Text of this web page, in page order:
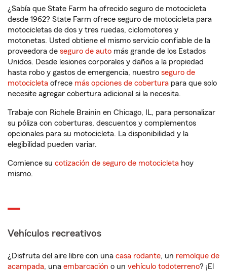
¿Sabía que State Farm ha ofrecido seguro de motocicleta
desde 1962? State Farm ofrece seguro de motocicleta para
motocicletas de dos y tres ruedas, ciclomotores y
motonetas. Usted obtiene el mismo servicio confiable de la
proveedora de seguro de auto más grande de los Estados
Unidos. Desde lesiones corporales y daños a la propiedad
hasta robo y gastos de emergencia, nuestro seguro de
motocicleta ofrece más opciones de cobertura para que solo
necesite agregar cobertura adicional si la necesita.
Trabaje con Richele Brainin en Chicago, IL, para personalizar
su póliza con coberturas, descuentos y complementos
opcionales para su motocicleta. La disponibilidad y la
elegibilidad pueden variar.
Comience su cotización de seguro de motocicleta hoy
mismo.
Vehículos recreativos
¿Disfruta del aire libre con una casa rodante, un remolque de
acampada, una embarcación o un vehículo todoterreno? ¡El